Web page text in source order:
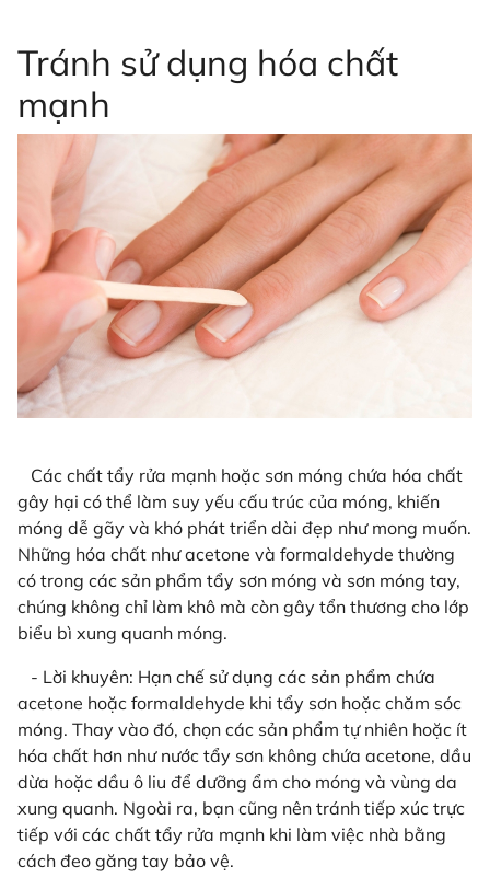
Tránh sử dụng hóa chất
mạnh
Các chất tẩy rửa mạnh hoặc sơn móng chứa hóa chất
gây hại có thể làm suy yếu cấu trúc của móng, khiến
móng dễ gãy và khó phát triển dài đẹp như mong muốn.
Những hóa chất như acetone và formaldehyde thường
có trong các sản phẩm tẩy sơn móng và sơn móng tay,
chúng không chỉ làm khô mà còn gây tổn thương cho lớp
biểu bì xung quanh móng.
- Lời khuyên: Hạn chế sử dụng các sản phẩm chứa
acetone hoặc formaldehyde khi tẩy sơn hoặc chăm sóc
móng. Thay vào đó, chọn các sản phẩm tự nhiên hoặc ít
hóa chất hơn như nước tẩy sơn không chứa acetone, dầu
dừa hoặc dầu ô liu để dưỡng ẩm cho móng và vùng da
xung quanh. Ngoài ra, bạn cũng nên tránh tiếp xúc trực
tiếp với các chất tẩy rửa mạnh khi làm việc nhà bằng
cách đeo găng tay bảo vệ.